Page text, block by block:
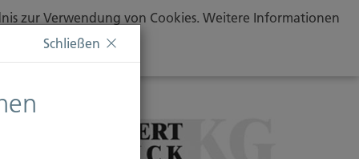
zur Verwendung von Cookies. Weitere Informationen
Schließen